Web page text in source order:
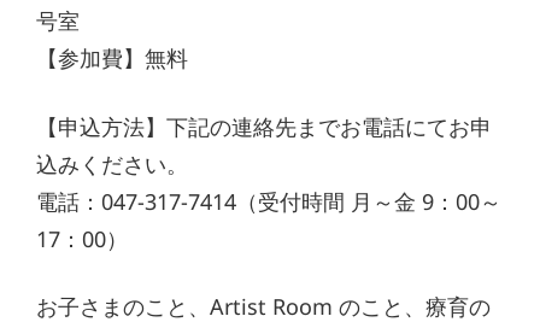
号室
【参加費】無料
【申込方法】下記の連絡先までお電話にてお申
込みください。
電話：047-317-7414（受付時間 月～金 9：00～
17：00）
お子さまのこと、Artist Room のこと、療育の